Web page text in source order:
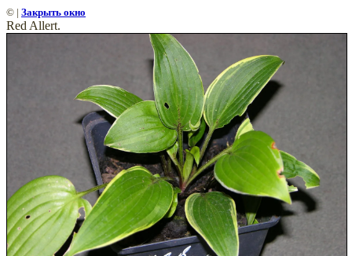
© | Закрыть окно
Red Allert.